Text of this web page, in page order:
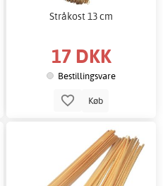
Stråkost 13 cm
17 DKK
Bestillingsvare
Køb